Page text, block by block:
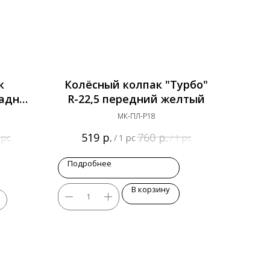
Колёсный колпак "Турбо"
R-22,5 передний желтый
МК-ПЛ-Р18
519 р. / 1 pc760 р./1 pc
Подробнее
В корзину